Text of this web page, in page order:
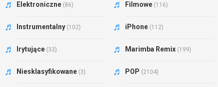
Elektroniczne (86) Filmowe (116)
Instrumentalny (102) iPhone (112)
Irytujące (33) Marimba Remix (199)
Niesklasyfikowane (3) POP (2104)